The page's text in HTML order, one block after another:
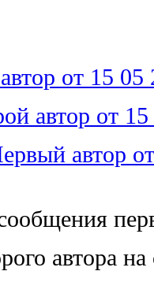
от 15
автор от
автор
автора